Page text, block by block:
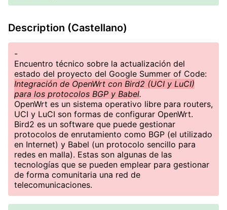
Description (Castellano)
-
Encuentro técnico sobre la actualización del
estado del proyecto del Google Summer of Code:
Integración de OpenWrt con Bird2 (UCI y LuCI)
para los protocolos BGP y Babel.
OpenWrt es un sistema operativo libre para routers,
UCI y LuCI son formas de configurar OpenWrt.
Bird2 es un software que puede gestionar
protocolos de enrutamiento como BGP (el utilizado
en Internet) y Babel (un protocolo sencillo para
redes en malla). Estas son algunas de las
tecnologías que se pueden emplear para gestionar
de forma comunitaria una red de
telecomunicaciones.